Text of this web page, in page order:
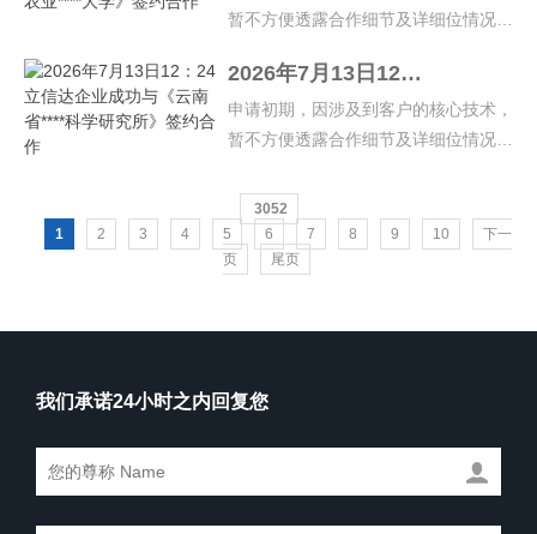
暂不方便透露合作细节及详细位情况，
67894767、023-67531900、023-
67624705…
2026年7月13日12：24立信达企业成功与《云南省****科学研究所》签约合作
申请初期，因涉及到客户的核心技术，
暂不方便透露合作细节及详细位情况，
67894767、023-67531900、023-
67624705…
3052
1
2 3 4 5 6 7 8 9 10
下一
页
尾页
我们承诺24小时之内回复您
